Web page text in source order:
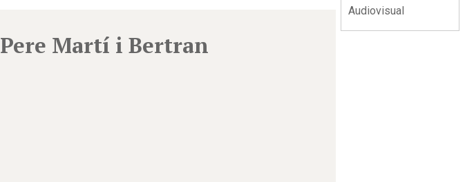
Audiovisual
Pere Martí i Bertran